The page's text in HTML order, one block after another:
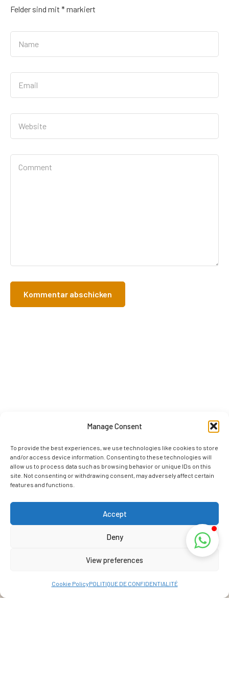
Manage Consent
To provide the best experiences, we use technologies like cookies to store
and/or access device information. Consenting to these technologies will
allow us to process data such as browsing behavior or unique IDs on this
site. Not consenting or withdrawing consent, may adversely affect certain
features and functions.
Accept
Deny
View preferences
Cookie PolicyPOLITIQUE DE CONFIDENTIALITÉ
Felder sind mit *markiert